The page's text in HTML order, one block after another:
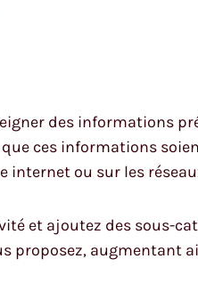
des informations
que ces informations
internet ou sur les
et ajoutez des sous-
proposez, augmentant